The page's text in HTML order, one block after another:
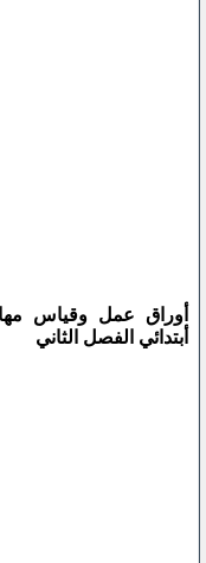
أوراق عمل وقياس
أبتدائي الفصل الثاني